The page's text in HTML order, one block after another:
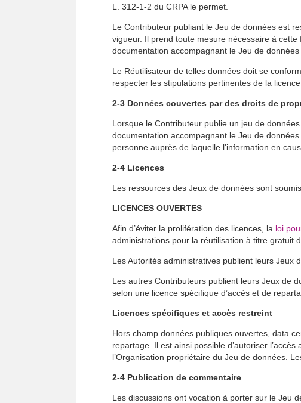
L. 312-1-2 du CRPA le permet.
Le Contributeur publiant le Jeu de données est
vigueur. Il prend toute mesure nécessaire à
documentation accompagnant le Jeu de
Le Réutilisateur de telles données doit se
respecter les stipulations pertinentes de la
2-3 Données couvertes par des droits de
Lorsque le Contributeur publie un jeu de
documentation accompagnant le Jeu de
personne auprès de laquelle l'information en
2-4 Licences
Les ressources des Jeux de données sont
LICENCES OUVERTES
Afin d’éviter la prolifération des licences, la loi
administrations pour la réutilisation à titre gratuit
Les Autorités administratives publient leurs Jeux
Les autres Contributeurs publient leurs Jeux de
selon une licence spécifique d’accès et de
Licences spécifiques et accès restreint
Hors champ données publiques ouvertes,
repartage. Il est ainsi possible d’autoriser
l’Organisation propriétaire du Jeu de données.
2-4 Publication de commentaire
Les discussions ont vocation à porter sur le Jeu